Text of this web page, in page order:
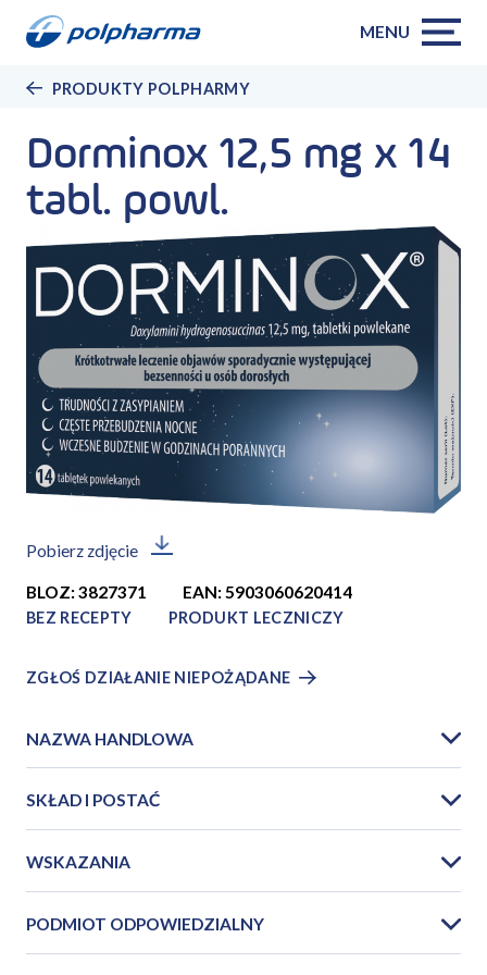
MENU
PRODUKTY POLPHARMY
Dorminox 12,5 mg x 14
tabl. powl.
Pobierz zdjęcie
BLOZ: 3827371 EAN: 5903060620414
BEZ RECEPTY PRODUKT LECZNICZY
ZGŁOŚ DZIAŁANIE NIEPOŻĄDANE
NAZWA HANDLOWA
SKŁAD I POSTAĆ
WSKAZANIA
PODMIOT ODPOWIEDZIALNY